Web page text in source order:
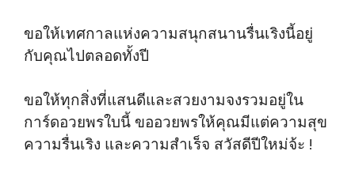
ขอให้เทศกาลแห่งความสนุกสนานรื่นเริงนี้อยู่
กับคุณไปตลอดทั้งปี
ขอให้ทุกสิ่งที่แสนดีและสวยงามจงรวมอยู่ใน
การ์ดอวยพรใบนี้ ขออวยพรให้คุณมีแต่ความสุข
ความรื่นเริง และความสำเร็จ สวัสดีปีใหม่จ้ะ !